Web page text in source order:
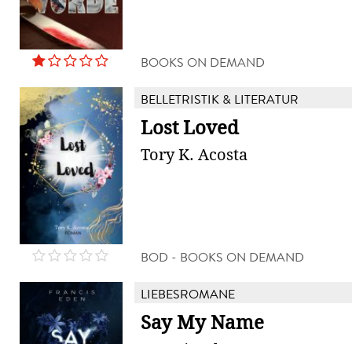
BOOKS ON DEMAND
BELLETRISTIK & LITERATUR
Lost Loved
Tory K. Acosta
BOD - BOOKS ON DEMAND
LIEBESROMANE
Say My Name